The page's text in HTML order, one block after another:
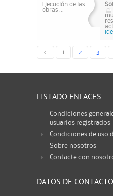
Ejecución de las
obras ...
< 1 2 3
LISTADO ENLACES
Condiciones
usuarios registrados
Condiciones de uso
Sobre nosotros
Contacte con
DATOS DE CONTACTO